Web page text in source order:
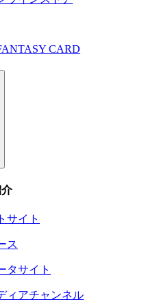
CARD
サイト
ス
タサイト
ィアチャンネル